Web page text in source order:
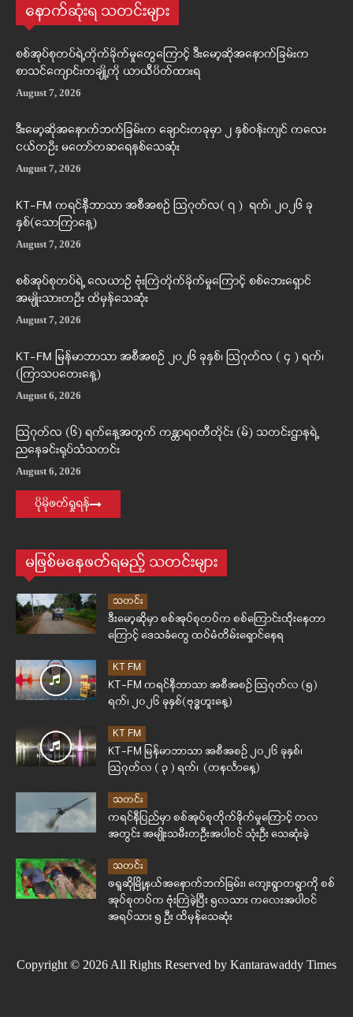
နောက်ဆုံးရ သတင်းများ
စစ်အုပ်စုတပ်ရဲ့တိုက်ခိုက်မှုတွေကြောင့် ဒီးမော့ဆိုအနောက်ခြမ်းက
စာသင်ကျောင်းတချို့ကို ယာယီပိတ်ထားရ
August 7, 2026
ဒီးမော့ဆိုအနောက်ဘက်ခြမ်းက ချောင်းတခုမှာ ၂ နှစ်ဝန်းကျင် ကလေး
ငယ်တဦး မတော်တဆရေနစ်သေဆုံး
August 7, 2026
KT-FM ကရင်နီဘာသာ အစီအစဉ် ဩဂုတ်လ( ၇ ) ရက်၊ ၂၀၂၆ ခု
နှစ်(သောကြာနေ့)
August 7, 2026
စစ်အုပ်စုတပ်ရဲ့ လေယာဉ် ဗုံးကြဲတိုက်ခိုက်မှုကြောင့် စစ်ဘေးရှောင်
အမျိုးသားတဦး ထိမှန်သေဆုံး
August 7, 2026
KT-FM မြန်မာဘာသာ အစီအစဉ် ၂၀၂၆ ခုနှစ်၊ ဩဂုတ်လ ( ၄ ) ရက်၊
(ကြာသပတေးနေ့)
August 6, 2026
ဩဂုတ်လ (၆) ရက်နေ့အတွက် ကန္တာရဝတီတိုင်း (မ်) သတင်းဌာနရဲ့
ညနေခင်းရုပ်သံသတင်း
August 6, 2026
ပိုမိုဖတ်ရှုရန်
မဖြစ်မနေဖတ်ရမည့် သတင်းများ
သတင်း
ဒီးမော့ဆိုမှာ စစ်အုပ်စုတပ်က စစ်ကြောင်းထိုးနေတာ
ကြောင့် ဒေသခံတွေ ထပ်မံတိမ်းရှောင်နေရ
KT FM
KT-FM ကရင်နီဘာသာ အစီအစဉ် ဩဂုတ်လ (၅)
ရက်၊ ၂၀၂၆ ခုနှစ်(ဗုဒ္ဓဟူးနေ့)
KT FM
KT-FM မြန်မာဘာသာ အစီအစဉ် ၂၀၂၆ ခုနှစ်၊
ဩဂုတ်လ ( ၃ ) ရက်၊ (တနင်္လာနေ့)
သတင်း
ကရင်နီပြည်မှာ စစ်အုပ်စုတိုက်ခိုက်မှုကြောင့် တလ
အတွင်း အမျိုးသမီးတဦးအပါဝင် သုံးဦး သေဆုံးခဲ့
သတင်း
ဖရူဆိုမြို့နယ်အနောက်ဘက်ခြမ်း၊ ကျေးရွာတရွာကို စစ်
အုပ်စုတပ်က ဗုံးကြဲခဲ့ပြီး ၅လသား ကလေးအပါဝင်
အရပ်သား ၅ ဦး ထိမှန်သေဆုံး
Copyright © 2026 All Rights Reserved by Kantarawaddy Times